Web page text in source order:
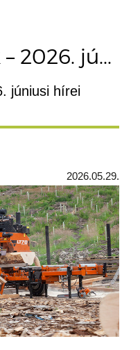
2026. jú...
júniusi hírei
2026.05.29.